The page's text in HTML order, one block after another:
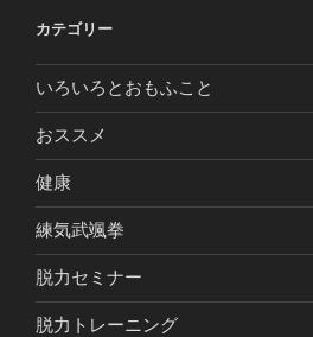
カテゴリー
いろいろとおもふこと
おススメ
健康
練気武颯拳
脱力セミナー
脱力トレーニング